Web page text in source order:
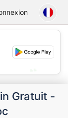
Gratuit -